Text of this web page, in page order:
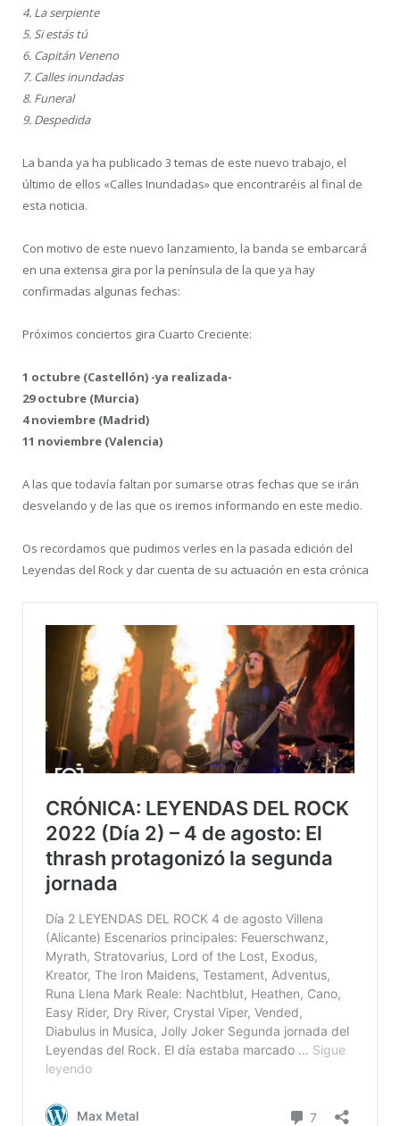
4. La serpiente
5. Si estás tú
6. Capitán Veneno
7. Calles inundadas
8. Funeral
9. Despedida
La banda ya ha publicado 3 temas de este nuevo trabajo, el
último de ellos «Calles Inundadas» que encontraréis al final de
esta noticia.
Con motivo de este nuevo lanzamiento, la banda se embarcará
en una extensa gira por la península de la que ya hay
confirmadas algunas fechas:
Próximos conciertos gira Cuarto Creciente:
1 octubre (Castellón) -ya realizada-
29 octubre (Murcia)
4 noviembre (Madrid)
11 noviembre (Valencia)
A las que todavía faltan por sumarse otras fechas que se irán
desvelando y de las que os iremos informando en este medio.
Os recordamos que pudimos verles en la pasada edición del
Leyendas del Rock y dar cuenta de su actuación en esta crónica